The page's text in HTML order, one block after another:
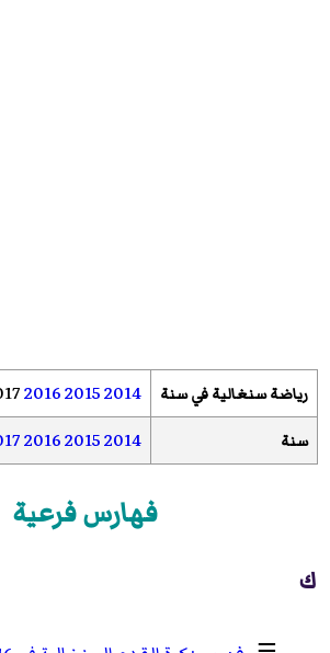
رياضة سنغالية في سنة 201620152014
سنة 201620152014
فهارس فرعية
ك